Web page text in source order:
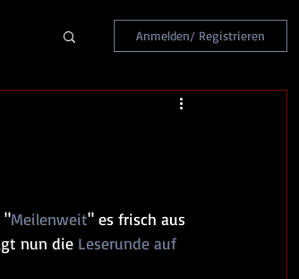
Anmelden/ Registrieren
"Meilenweit" es frisch aus
nun die Leserunde auf